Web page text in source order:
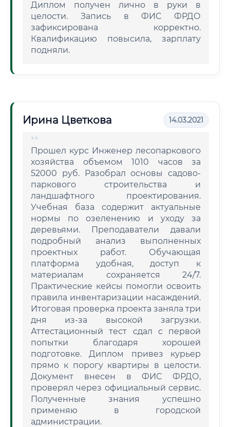
Диплом получен лично в руки в
целости. Запись в ФИС ФРДО
зафиксирована корректно.
Квалификацию повысила, зарплату
подняли.
Ирина Цветкова 14.03.2021
Прошел курс Инженер лесопаркового
хозяйства объемом 1010 часов за
52000 руб. Разобрал основы садово-
паркового строительства и
ландшафтного проектирования.
Учебная база содержит актуальные
нормы по озеленению и уходу за
деревьями. Преподаватели давали
подробный анализ выполненных
проектных работ. Обучающая
платформа удобная, доступ к
материалам сохраняется 24/7.
Практические кейсы помогли освоить
правила инвентаризации насаждений.
Итоговая проверка проекта заняла три
дня из-за высокой загрузки.
Аттестационный тест сдал с первой
попытки благодаря хорошей
подготовке. Диплом привез курьер
прямо к порогу квартиры в целости.
Документ внесен в ФИС ФРДО,
проверял через официальный сервис.
Полученные знания успешно
применяю в городской
администрации.